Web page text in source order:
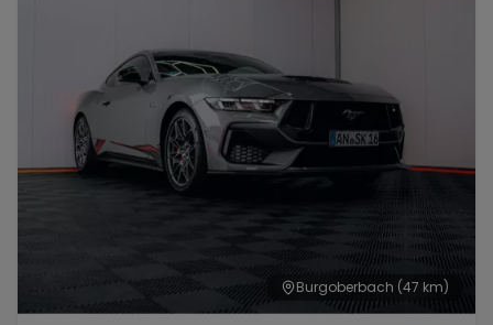
Burgoberbach (47 km)